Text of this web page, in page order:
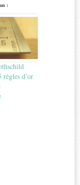
:
règles d’or